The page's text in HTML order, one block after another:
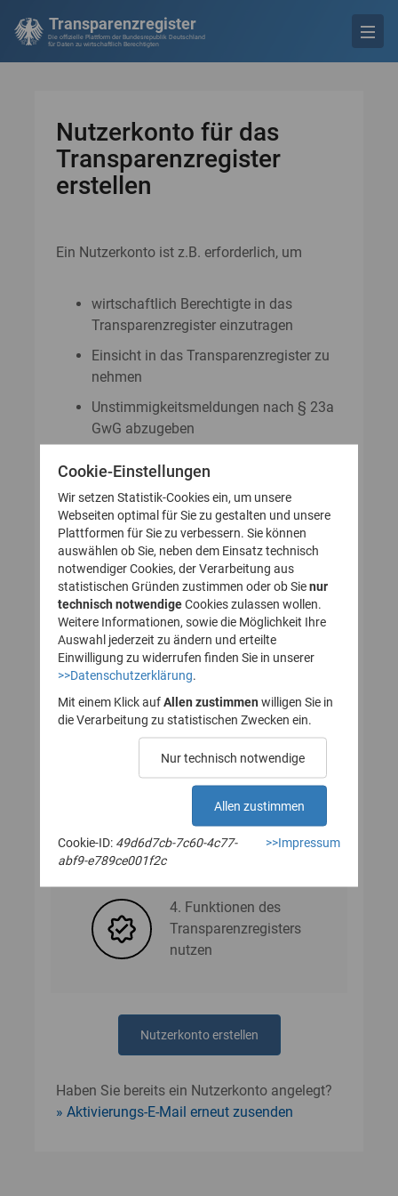
Transparenzregister
Die offizielle Plattform der Bundesrepublik Deutschland
für Daten zu wirtschaftlich Berechtigten
Nutzerkonto für das
Transparenzregister
erstellen
Ein Nutzerkonto ist z.B. erforderlich, um
wirtschaftlich Berechtigte in das
Transparenzregister einzutragen
Einsicht in das Transparenzregister zu
nehmen
Unstimmigkeitsmeldungen nach § 23a
GwG abzugeben
GwG zu stellen
So legen Sie Ihr Nutzerkonto für
das Transparenzregister an
(Registrierung):
1. Nutzerkonto erstellen
des Nutzerkontos
bestätigen
3. Nutzerdaten angeben
4. Funktionen des
Transparenzregisters
nutzen
Nutzerkonto erstellen
Haben Sie bereits ein Nutzerkonto angelegt?
Aktivierungs-E-Mail erneut zusenden
Cookie-Einstellungen
Wir setzen Statistik-Cookies ein, um unsere
Webseiten optimal für Sie zu gestalten und unsere
Plattformen für Sie zu verbessern. Sie können
auswählen ob Sie, neben dem Einsatz technisch
notwendiger Cookies, der Verarbeitung aus
statistischen Gründen zustimmen oder ob Sienur
technisch notwendigeCookies zulassen wollen.
Weitere Informationen, sowie die Möglichkeit Ihre
Auswahl jederzeit zu ändern und erteilte
Einwilligung zu widerrufen finden Sie in unserer
>>Datenschutzerklärung
Mit einem Klick auf Allen zustimmen willigen Sie in
die Verarbeitung zu statistischen Zwecken ein.
Nur technisch notwendige
Allen zustimmen
Cookie-ID: 49d6d7cb-7c60-4c77-
abf9-e789ce001f2c
>>Impressum